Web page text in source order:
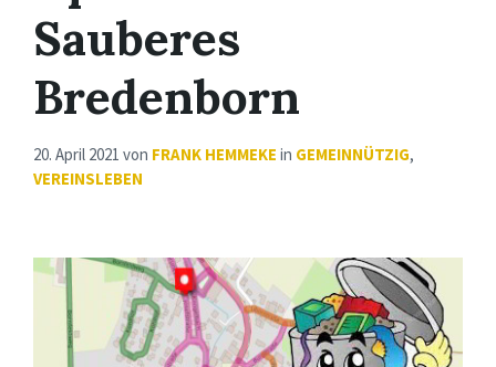
Sauberes
Bredenborn
20. April 2021 von FRANK HEMMEKE in GEMEINNÜTZIG,
VEREINSLEBEN